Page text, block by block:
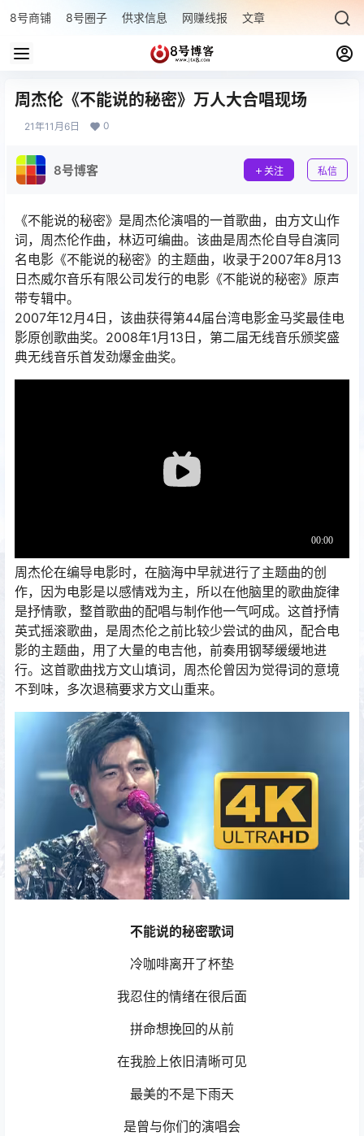
8号商铺 8号圈子 供求信息 网赚线报 文章专题 最新文章
周杰伦《不能说的秘密》万人大合唱现场
21年11月6日 0
8号博客 关注 私信
《不能说的秘密》是周杰伦演唱的一首歌曲，由方文山作
词，周杰伦作曲，林迈可编曲。该曲是周杰伦自导自演同
名电影《不能说的秘密》的主题曲，收录于2007年8月13
日杰威尔音乐有限公司发行的电影《不能说的秘密》原声
带专辑中。
2007年12月4日，该曲获得第44届台湾电影金马奖最佳电
影原创歌曲奖。2008年1月13日，第二届无线音乐颁奖盛
典无线音乐首发劲爆金曲奖。
周杰伦在编导电影时，在脑海中早就进行了主题曲的创
作，因为电影是以感情戏为主，所以在他脑里的歌曲旋律
是抒情歌，整首歌曲的配唱与制作他一气呵成。这首抒情
英式摇滚歌曲，是周杰伦之前比较少尝试的曲风，配合电
影的主题曲，用了大量的电吉他，前奏用钢琴缓缓地进
行。这首歌曲找方文山填词，周杰伦曾因为觉得词的意境
不到味，多次退稿要求方文山重来。
不能说的秘密歌词
冷咖啡离开了杯垫
我忍住的情绪在很后面
拼命想挽回的从前
在我脸上依旧清晰可见
最美的不是下雨天
是曾与你们的演唱会